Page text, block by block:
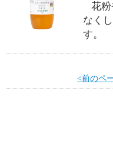
花
なく
す。
<前のペ